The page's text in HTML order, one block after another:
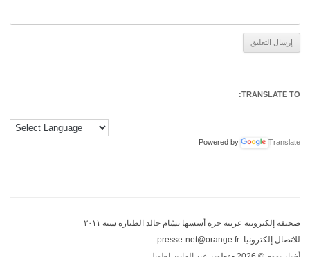
TRANSLATE TO:
Powered by Translate
صحيفة إلكترونية عربية حرة أسسها بسّام خالد الطيارة سنة ٢٠١١
للاتصال إلكترونيا: presse-net@orange.fr